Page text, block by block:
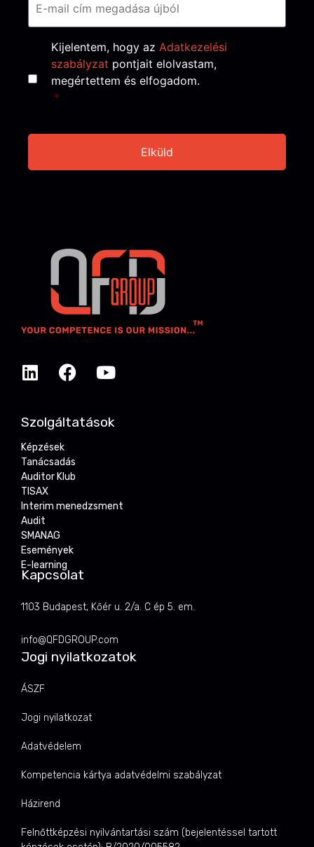
Consent *
Kijelentem, hogy az Adatkezelési
szabályzat pontjait elolvastam,
megértettem és elfogadom.
*
Szolgáltatások
Képzések
Tanácsadás
Auditor Klub
TISAX
Interim menedzsment
Audit
SMANAG
Események
E-learning
Kapcsolat
1103 Budapest, Kőér u. 2/a. C ép 5. em.
info@QFDGROUP.com
Jogi nyilatkozatok
ÁSZF
Jogi nyilatkozat
Adatvédelem
Kompetencia kártya adatvédelmi szabályzat
Házirend
Felnőttképzési nyilvántartási szám (bejelentéssel tartott